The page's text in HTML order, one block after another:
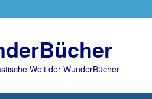
Welt der WunderBücher